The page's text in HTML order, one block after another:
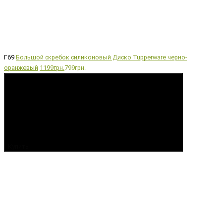
Г69 Большой скребок силиконовый Диско Tupperware черно-
оранжевый 1199грн.799грн.